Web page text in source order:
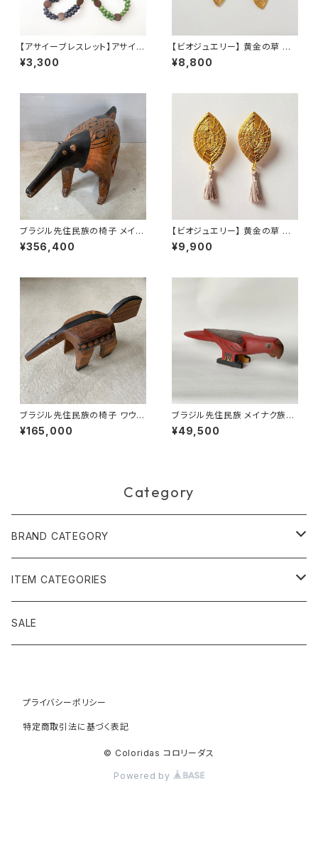
【アサイーブレスレット】アサイー
２連＆ウッド
¥3,300
【ビオジュエリー】 黄金の草 カッ
ピンドウラード ピアス イヤリン
グ リーフ ハウライト
¥8,800
ブラジル先住民族の椅子 メイナ
ク族 アリクイ（送料着払い）
¥356,400
【ビオジュエリー】 黄金の草 カッ
ピンドウラード ピアス&イヤリ
ング 直結リーフタッセルグレイ
¥9,900
ブラジル先住民族の椅子 ワウラ
ー族 アリクイ ３（送料着払い）
¥165,000
ブラジル先住民族 メイナク族の
椅子 ベニコンゴウインコ 全長4
0cm
¥49,500
Category
BRAND CATEGORY
黄金の草 ビオジュエリー
ピアス＆イヤリング
ティアラ、ヘッドドレス
ボルジェス木版画
木版画 M
ブラジル先住民族の椅子
ITEM CATEGORIES
アクセサリー
ブレスレット
アパレル
SALE
プライバシーポリシー
特定商取引法に基づく表記
© Coloridas コロリーダス
Powered by